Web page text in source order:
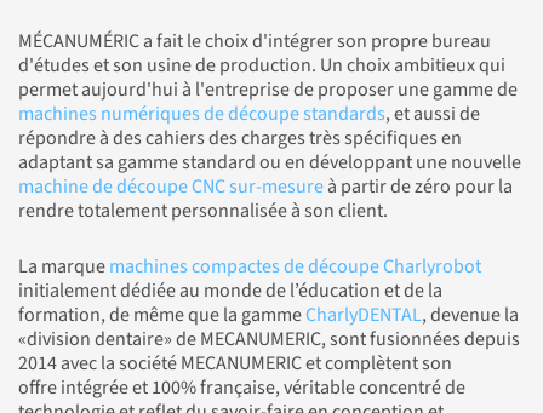
MÉCANUMÉRIC a fait le choix d'intégrer son propre bureau
d'études et son usine de production. Un choix ambitieux qui
permet aujourd'hui à l'entreprise de proposer une gamme de
machines numériques de découpe standards, et aussi de
répondre à des cahiers des charges très spécifiques en
adaptant sa gamme standard ou en développant une nouvelle
machine de découpe CNC sur-mesureà partir de zéro pour la
rendre totalement personnalisée à son client.
La marquemachines compactes de découpe Charlyrobot
initialement dédiée au monde de l’éducation et de la
formation, de même que la gammeCharlyDENTAL, devenue la
«division dentaire» de MECANUMERIC, sont fusionnées depuis
2014 avec la société MECANUMERIC et complètent son
offre intégrée et 100% française, véritable concentré de